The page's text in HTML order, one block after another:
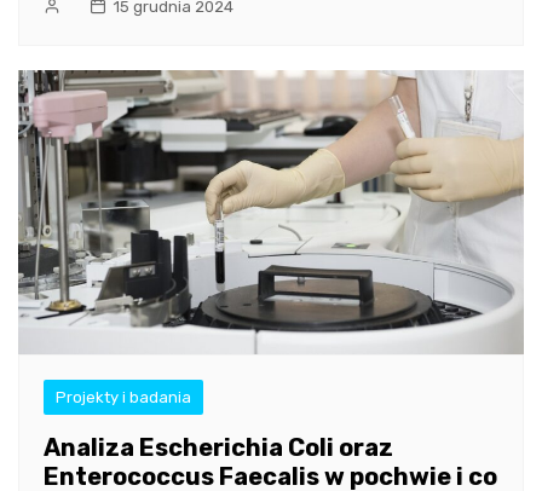
15 grudnia 2024
Projekty i badania
Analiza Escherichia Coli oraz
Enterococcus Faecalis w pochwie i co